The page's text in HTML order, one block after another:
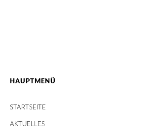
HAUPTMENÜ
STARTSEITE
AKTUELLES